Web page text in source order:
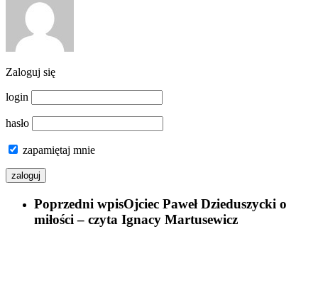
Zaloguj się
login
hasło
zapamiętaj mnie
Poprzedni wpisOjciec Paweł Dzieduszycki o
miłości – czyta Ignacy Martusewicz